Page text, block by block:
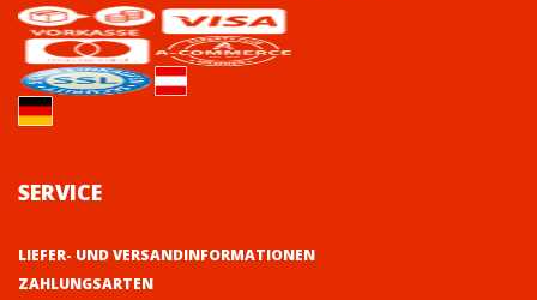
SERVICE
LIEFER- UND VERSANDINFORMATIONEN
ZAHLUNGSARTEN